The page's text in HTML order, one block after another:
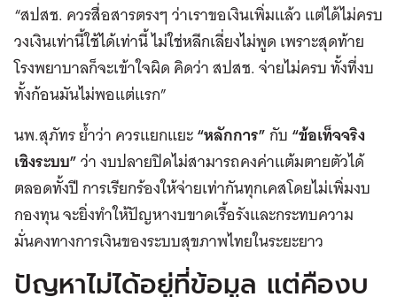
“สปสช. ควรสื่อสารตรงๆ ว่าเราขอเงินเพิ่มแล้ว แต่ได้ไม่ครบ
วงเงินเท่านี้ใช้ได้เท่านี้ ไม่ใช่หลีกเลี่ยงไม่พูด เพราะสุดท้าย
โรงพยาบาลก็จะเข้าใจผิด คิดว่า สปสช. จ่ายไม่ครบ ทั้งที่งบ
ทั้งก้อนมันไม่พอแต่แรก”
นพ.สุภัทร ย้ำว่า ควรแยกแยะ“หลักการ”กับ“ข้อเท็จจริง
เชิงระบบ”ว่า งบปลายปิดไม่สามารถคงค่าแต้มตายตัวได้
ตลอดทั้งปี การเรียกร้องให้จ่ายเท่ากันทุกเคสโดยไม่เพิ่มงบ
กองทุน จะยิ่งทำให้ปัญหางบขาดเรื้อรังและกระทบความ
มั่นคงทางการเงินของระบบสุขภาพไทยในระยะยาว
ปัญหาไม่ได้อยู่ที่ข้อมูล แต่คืองบ